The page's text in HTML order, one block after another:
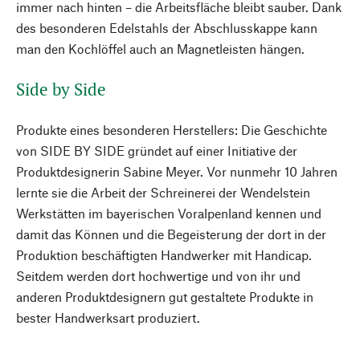
immer nach hinten – die Arbeitsfläche bleibt sauber. Dank
des besonderen Edelstahls der Abschlusskappe kann
man den Kochlöffel auch an Magnetleisten hängen.
Side by Side
Produkte eines besonderen Herstellers: Die Geschichte
von SIDE BY SIDE gründet auf einer Initiative der
Produktdesignerin Sabine Meyer. Vor nunmehr 10 Jahren
lernte sie die Arbeit der Schreinerei der Wendelstein
Werkstätten im bayerischen Voralpenland kennen und
damit das Können und die Begeisterung der dort in der
Produktion beschäftigten Handwerker mit Handicap.
Seitdem werden dort hochwertige und von ihr und
anderen Produktdesignern gut gestaltete Produkte in
bester Handwerksart produziert.